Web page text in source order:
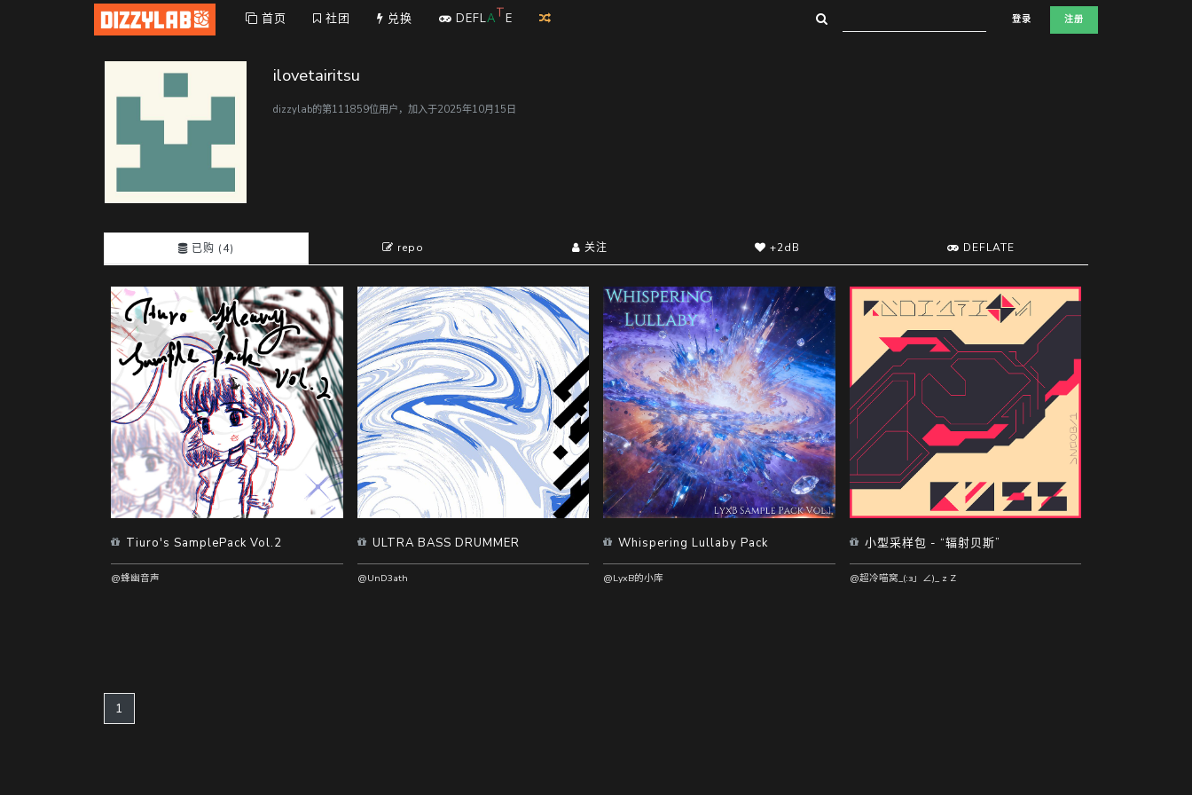
首页 社团 兑换 DEFLA T E 登录 注册
ilovetairitsu
dizzylab的第111859位用户，加入于2025年10月15日
已购 (4) repo 关注 +2dB DEFLATE
Tiuro's SamplePack Vol.2
@蜂幽音声
ULTRA BASS DRUMMER
@UnD3ath
Whispering Lullaby Pack
@LyxB的小库
小型采样包 - “辐射贝斯”
@超冷喵窝_(:з」∠)_ z Z
1